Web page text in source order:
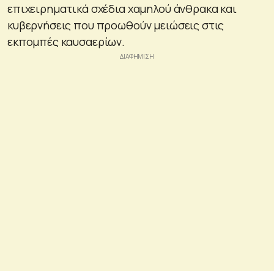
επιχειρηματικά σχέδια χαμηλού άνθρακα και
κυβερνήσεις που προωθούν μειώσεις στις
εκπομπές καυσαερίων.